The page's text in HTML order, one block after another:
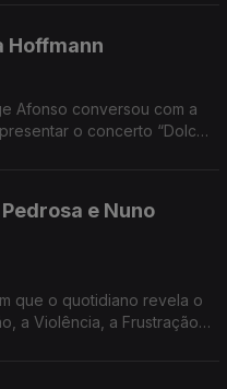
Hoffmann
Afonso conversou com a
o concerto “Dolce
e Nuno
a Violência, a Frustração,